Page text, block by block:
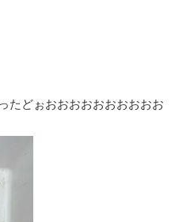
たどぉおおおおおおおおおお